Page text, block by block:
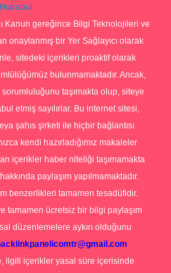
Kanun gereğince Bilgi Teknolojileri ve
onaylanmış bir Yer Sağlayıcı olarak
sitedeki içerikleri proaktif olarak
bulunmamaktadır. Ancak,
taşımakta olup, siteye
etmiş sayılırlar. Bu internet sitesi,
şahıs şirketi ile hiçbir bağlantısı
kendi hazırladığımız makaleler
içerikler haber niteliği taşımamakta
paylaşım yapılmamaktadır.
benzerlikleri tamamen tesadüfidir.
tamamen ücretsiz bir bilgi paylaşım
düzenlemelere aykırı olduğunu
ilgili içerikler yasal süre içerisinde